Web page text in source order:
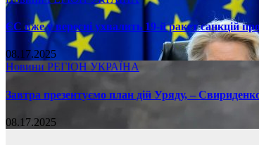
ЄС вже у вересні ухвалить 19-й ракет санкцій
08.17.2025
Новини РЕГІОН УКРАЇНА
Завтра презентуємо план дій Уряду, –
08.17.2025